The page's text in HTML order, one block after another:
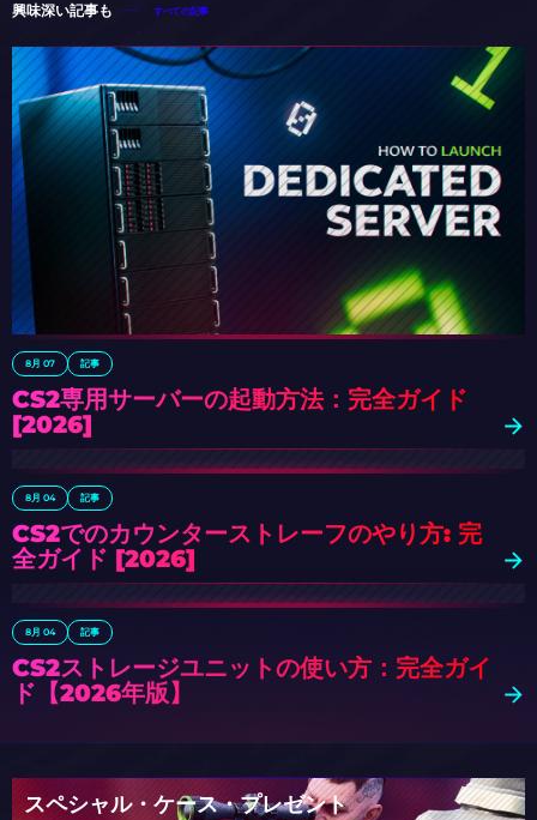
興味深い記事も すべての記事
8月 07 記事
CS2専用サーバーの起動方法：完全ガイド
[2026]
8月 04 記事
CS2でのカウンターストレーフのやり方: 完
全ガイド [2026]
8月 04 記事
CS2ストレージユニットの使い方：完全ガイ
ド【2026年版】
スペシャル・ケース・プレゼント